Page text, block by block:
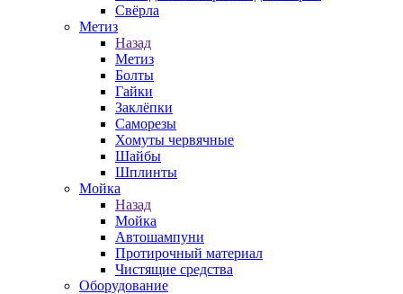
Свёрла
Метиз
Назад
Метиз
Болты
Гайки
Заклёпки
Саморезы
Хомуты червячные
Шайбы
Шплинты
Мойка
Назад
Мойка
Автошампуни
Протирочный материал
Чистящие средства
Оборудование